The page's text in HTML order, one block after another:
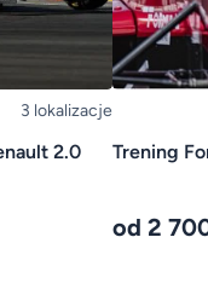
3 lokalizacje
2.0 Trening
od 2